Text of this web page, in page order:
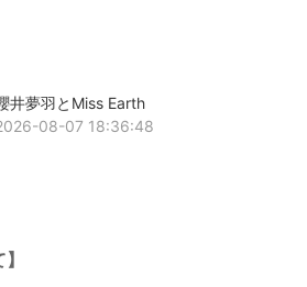
井夢羽とMiss Earth
08-07 18:36:48